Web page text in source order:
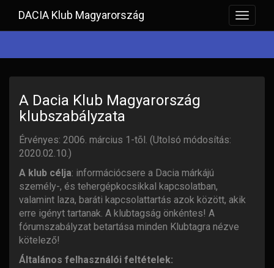
Toggle
DACIA Klub Magyarország
A Dacia Klub Magyarország
klubszabályzata
Érvényes: 2006. március 1-tõl. (Utolsó módosítás:
2020.02.10.)
A klub célja: információcsere a Dacia márkájú
személy-, és tehergépkocsikkal kapcsolatban,
valamint laza, baráti kapcsolattartás azok között, akik
erre igényt tartanak. A klubtagság önkéntes! A
fórumszabályzat betartása minden Klubtagra nézve
kötelező!
Általános felhasználói feltételek: